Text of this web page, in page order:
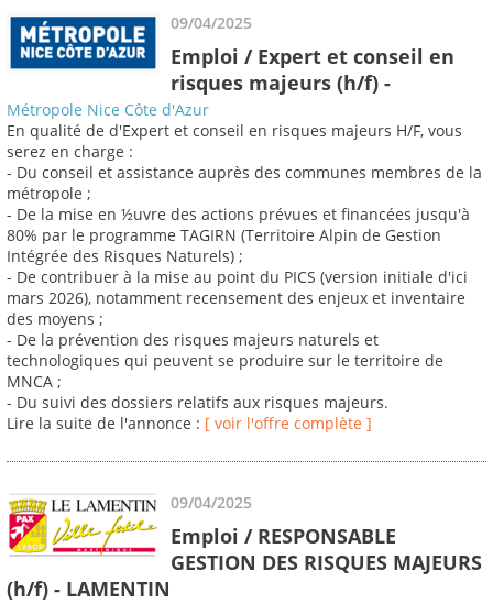
09/04/2025
Emploi / Expert et conseil en
risques majeurs (h/f) -
Métropole Nice Côte d'Azur
En qualité de d'Expert et conseil en risques majeurs H/F, vous
serez en charge :
- Du conseil et assistance auprès des communes membres de la
métropole ;
- De la mise en ½uvre des actions prévues et financées jusqu'à
80% par le programme TAGIRN (Territoire Alpin de Gestion
Intégrée des Risques Naturels) ;
- De contribuer à la mise au point du PICS (version initiale d'ici
mars 2026), notamment recensement des enjeux et inventaire
des moyens ;
- De la prévention des risques majeurs naturels et
technologiques qui peuvent se produire sur le territoire de
MNCA ;
- Du suivi des dossiers relatifs aux risques majeurs.
Lire la suite de l'annonce : [ voir l'offre complète ]
09/04/2025
Emploi / RESPONSABLE
GESTION DES RISQUES MAJEURS
(h/f) - LAMENTIN